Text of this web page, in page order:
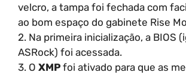
velcro, a tampa foi fechada com
ao bom espaço do gabinete Rise
2. Na primeira inicialização, a BIOS
ASRock) foi acessada.
3. O XMP foi ativado para que as